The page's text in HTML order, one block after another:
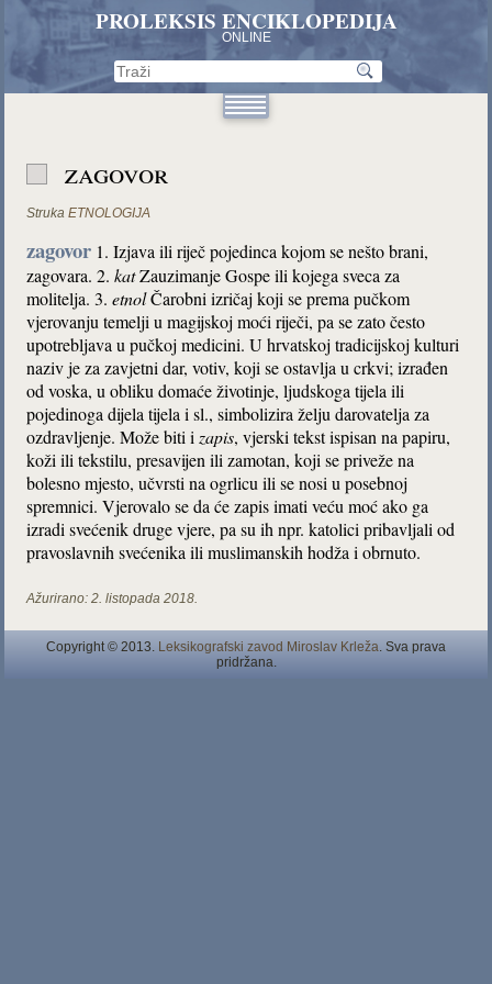
PROLEKSIS ENCIKLOPEDIJA
ONLINE
zagovor
Struka ETNOLOGIJA
zagovor 1. Izjava ili riječ pojedinca kojom se nešto brani,
zagovara. 2.katZauzimanje Gospe ili kojega sveca za
molitelja. 3.etnolČarobni izričaj koji se prema pučkom
vjerovanju temelji u magijskoj moći riječi, pa se zato često
upotrebljava u pučkoj medicini. U hrvatskoj tradicijskoj kulturi
naziv je za zavjetni dar, votiv, koji se ostavlja u crkvi; izrađen
od voska,u obliku domaće životinje, ljudskoga tijela ili
pojedinoga dijela tijela i sl.,simbolizira želju darovatelja za
ozdravljenje. Može biti i zapis, vjerski tekst ispisan na papiru,
koži ili tekstilu, presavijen ili zamotan, koji se priveže na
bolesno mjesto, učvrsti na ogrlicu ili se nosi u posebnoj
spremnici. Vjerovalo se da će zapis imati veću moć ako ga
izradi svećenik druge vjere, pa su ih npr. katolici pribavljali od
pravoslavnih svećenika ili muslimanskih hodža i obrnuto.
Ažurirano: 2. listopada 2018.
Copyright © 2013. Leksikografski zavod Miroslav Krleža. Sva prava
pridržana.